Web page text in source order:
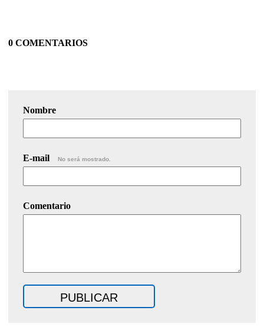
0 COMENTARIOS
Nombre
E-mail No será mostrado.
Comentario